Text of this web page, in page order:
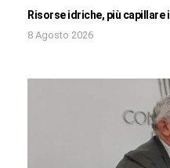
Risorse idriche, più
8 Agosto 2026